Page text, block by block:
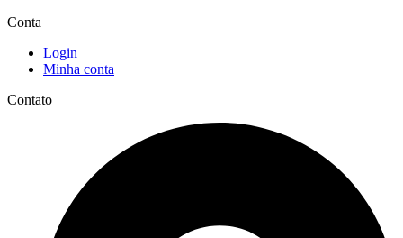
Conta
Login
Minha conta
Contato